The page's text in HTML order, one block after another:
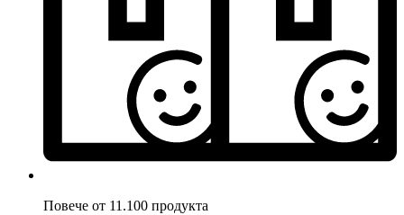
Повече от 11.100 продукта